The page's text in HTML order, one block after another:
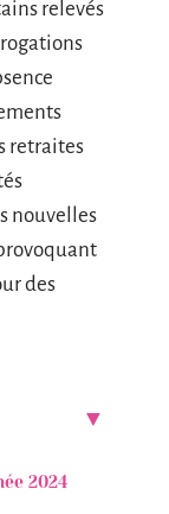
relevés
retraites
nouvelles
des
2024